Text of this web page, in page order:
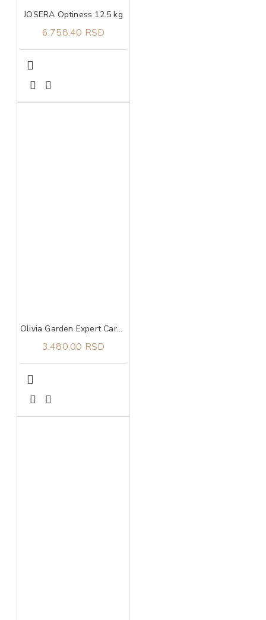
JOSERA Optiness 12.5 kg
6.758,40 RSD
Olivia Garden Expert Care Rectangular Nylon Bristle Gold&Brown L
3.480,00 RSD